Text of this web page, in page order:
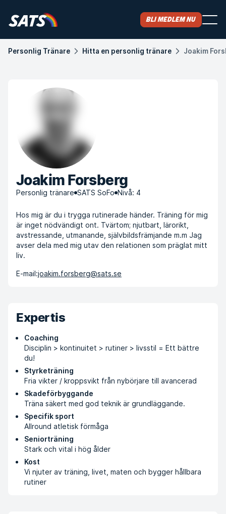
Bli medlem nu
Personlig Tränare Hitta en personlig tränare Joakim
Joakim Forsberg
Personlig tränare SATS SoFo Nivå: 4
Hos mig är du i trygga rutinerade händer. Träning för mig
är inget nödvändigt ont. Tvärtom; njutbart, lärorikt,
avstressande, utmanande, självbildsfrämjande m.m Jag
avser dela med mig utav den relationen som präglat mitt
liv.
E-mail:joakim.forsberg@sats.se
Expertis
Coaching
Disciplin > kontinuitet > rutiner > livsstil = Ett bättre
du!
Styrketräning
Fria vikter / kroppsvikt från nybörjare till avancerad
Skadeförbyggande
Träna säkert med god teknik är grundläggande.
Specifik sport
Allround atletisk förmåga
Seniorträning
Stark och vital i hög ålder
Kost
Vi njuter av träning, livet, maten och bygger hållbara
rutiner